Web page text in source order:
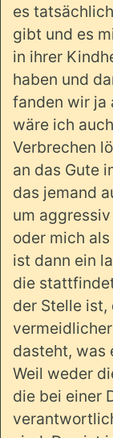
es
gibt und es
in ihrer
haben und
fanden wir ja
wäre ich
Verbrechen
an das Gute
das jemand
um
oder mich
ist dann ein
die
der Stelle
dasteht, was
Weil weder
die bei einer